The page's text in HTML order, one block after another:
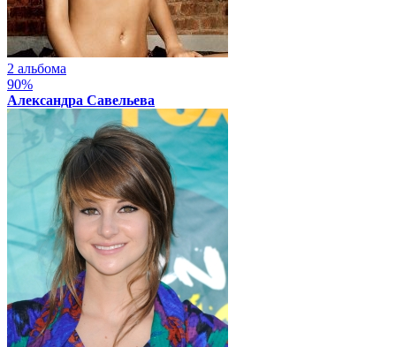
2 альбома
90%
Александра Савельева